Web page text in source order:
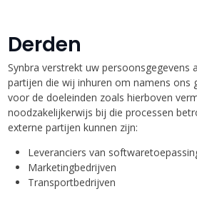
Derden
Synbra verstrekt uw persoonsgegevens
partijen die wij inhuren om namens ons
voor de doeleinden zoals hierboven
noodzakelijkerwijs bij die processen
externe partijen kunnen zijn:
Leveranciers van
Marketingbedrijven
Transportbedrijven